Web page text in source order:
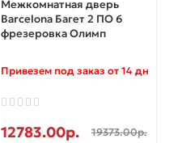
Межкомнатная дверь
Barcelona Багет 2 ПО 6
фрезеровка Олимп
Привезем под заказ от 14 дней
12783.00р. 19373.00р.